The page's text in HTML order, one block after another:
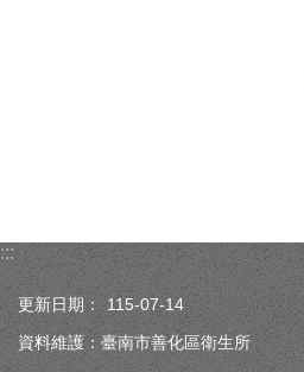
:::
更新日期：
115-07-14
資料維護：臺南市善化區衛生所